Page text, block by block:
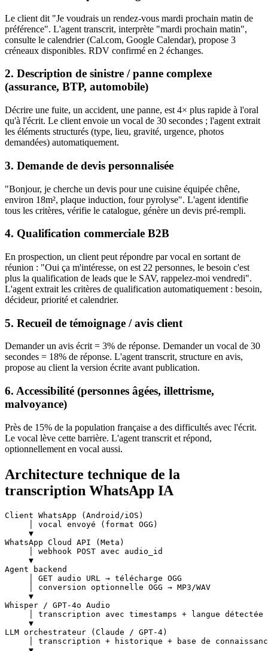
Le client dit "Je voudrais un rendez-vous mardi prochain matin de
préférence". L'agent transcrit, interprète "mardi prochain matin",
consulte le calendrier (Cal.com, Google Calendar), propose 3
créneaux disponibles. RDV confirmé en 2 échanges.
2. Description de sinistre / panne complexe
(assurance, BTP, automobile)
Décrire une fuite, un accident, une panne, est 4× plus rapide à l'oral
qu'à l'écrit. Le client envoie un vocal de 30 secondes ; l'agent extrait
les éléments structurés (type, lieu, gravité, urgence, photos
demandées) automatiquement.
3. Demande de devis personnalisée
"Bonjour, je cherche un devis pour une cuisine équipée chêne,
environ 18m², plaque induction, four pyrolyse". L'agent identifie
tous les critères, vérifie le catalogue, génère un devis pré-rempli.
4. Qualification commerciale B2B
En prospection, un client peut répondre par vocal en sortant de
réunion : "Oui ça m'intéresse, on est 22 personnes, le besoin c'est
plus la qualification de leads que le SAV, rappelez-moi vendredi".
L'agent extrait les critères de qualification automatiquement : besoin,
décideur, priorité et calendrier.
5. Recueil de témoignage / avis client
Demander un avis écrit = 3% de réponse. Demander un vocal de 30
secondes = 18% de réponse. L'agent transcrit, structure en avis,
propose au client la version écrite avant publication.
6. Accessibilité (personnes âgées, illettrisme,
malvoyance)
Près de 15% de la population française a des difficultés avec l'écrit.
Le vocal lève cette barrière. L'agent transcrit et répond,
optionnellement en vocal aussi.
Architecture technique de la
transcription WhatsApp IA
Client WhatsApp (Android/iOS)
     │ vocal envoyé (format OGG)
     ▼
WhatsApp Cloud API (Meta)
     │ webhook POST avec audio_id
     ▼
Agent backend
     │ GET audio URL → télécharge OGG
     │ conversion optionnelle OGG → MP3/WAV
     ▼
Whisper / GPT-4o Audio
     │ transcription avec timestamps + langue détectée
     ▼
LLM orchestrateur (Claude / GPT-4)
│ transcription + historique + base de